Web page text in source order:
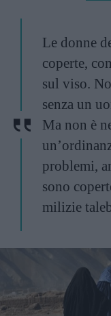
Le donne
coperte,
sul viso.
senza un
Ma non è
problemi,
sono
milizie